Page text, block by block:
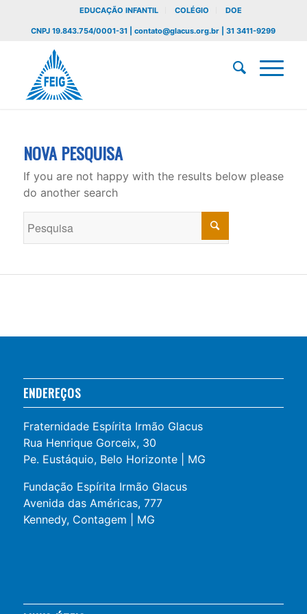
EDUCAÇÃO INFANTIL COLÉGIO DOE
CNPJ 19.843.754/0001-31 | contato@glacus.org.br | 31 3411-9299
NOVA PESQUISA
If you are not happy with the results below please
do another search
ENDEREÇOS
Fraternidade Espírita Irmão Glacus
Rua Henrique Gorceix, 30
Pe. Eustáquio, Belo Horizonte | MG
Fundação Espírita Irmão Glacus
Avenida das Américas, 777
Kennedy, Contagem | MG